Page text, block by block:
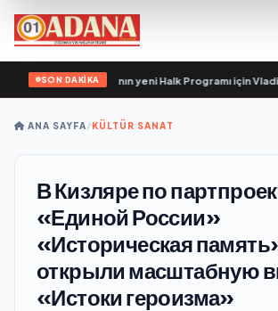
SON DAKİKA
Birleşik Rusya’nın yeni Halk Programı için
ANA SAYFA/KÜLTÜR SANAT
В Кизляре по
«Единой России»
«Историческая
открыли масштабную
«Истоки героизма»